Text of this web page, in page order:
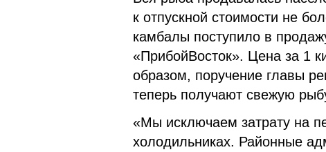
к отпускной стоимости не
камбалы поступило в
«ПрибойВосток». Цена за 1
образом, поручение главы
теперь получают свежую
«Мы исключаем затрату на
холодильниках. Районные